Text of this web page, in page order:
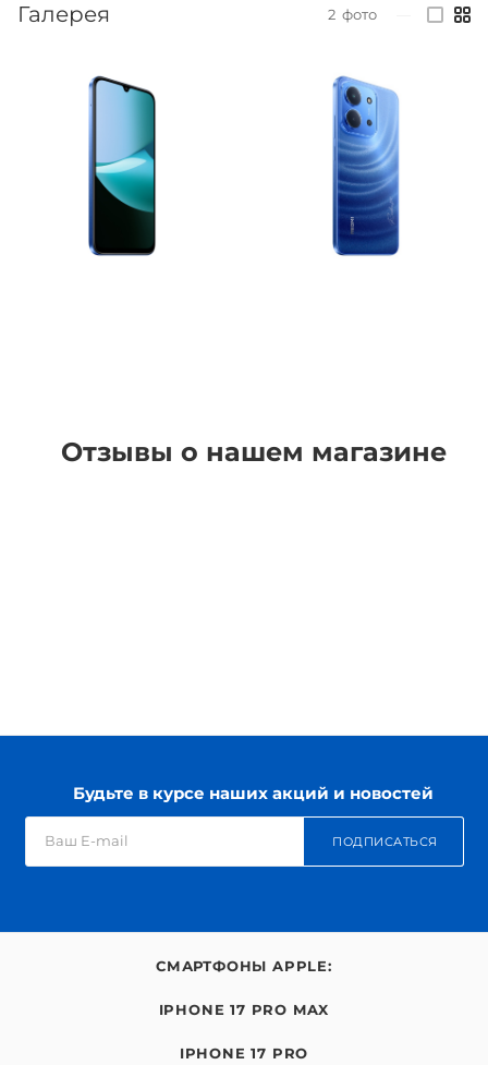
Галерея 2 фото
Отзывы о нашем магазине
Будьте в курсе наших акций и новостей
ПОДПИСАТЬСЯ
СМАРТФОНЫ APPLE:
IPHONE 17 PRO MAX
IPHONE 17 PRO